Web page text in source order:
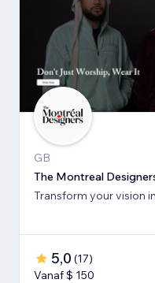
GB
The Montreal
Transform your vision
5,0 (17)
Vanaf $ 150